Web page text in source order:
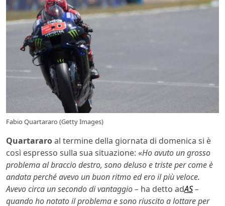
Fabio Quartararo (Getty Images)
Quartararoal termine della giornata di domenica si è
così espresso sulla sua situazione: «Ho avuto un grosso
problema al braccio destro, sono deluso e triste per come è
andata perché avevo un buon ritmo ed ero il più veloce.
Avevo circa un secondo di vantaggio – ha detto adAS–
quando ho notato il problema e sono riuscito a lottare per